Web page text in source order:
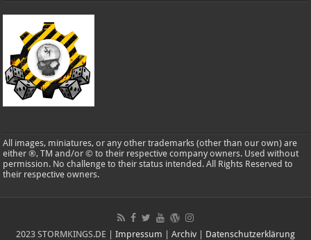
All images, miniatures, or any other trademarks (other than our own) are
either ®, TM and/or © to their respective company owners. Used without
permission. No challenge to their status intended. All Rights Reserved to
their respective owners.
2023 STORMKINGS.DE | Impressum | Archiv | Datenschutzerklärung